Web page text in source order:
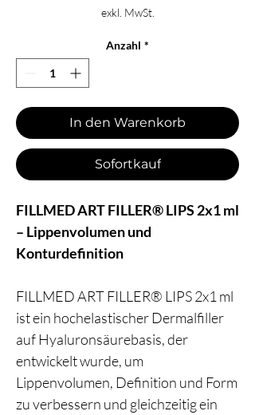
exkl. MwSt.
Anzahl *
In den Warenkorb
Sofortkauf
FILLMED ART FILLER® LIPS 2x1 ml
– Lippenvolumen und
Konturdefinition
FILLMED ART FILLER® LIPS 2x1 ml
ist ein hochelastischer Dermalfiller
auf Hyaluronsäurebasis, der
entwickelt wurde, um
Lippenvolumen, Definition und Form
zu verbessern und gleichzeitig ein